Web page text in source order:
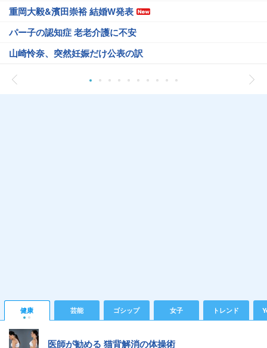
重岡大毅&濱田崇裕 結婚W発表
パー子の認知症 老老介護に不安
山崎怜奈、突然妊娠だけ公表の訳
健康 芸能 ゴシップ 女子 トレンド
医師が勧める 猫背解消の体操術